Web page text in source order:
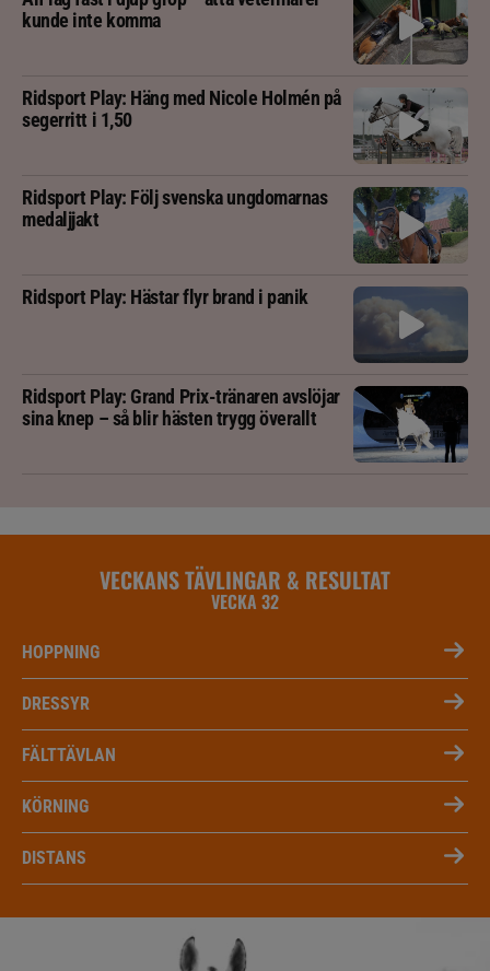
kunde inte komma
Ridsport Play: Häng med Nicole Holmén på
segerritt i 1,50
Ridsport Play: Följ svenska ungdomarnas
medaljjakt
Ridsport Play: Hästar flyr brand i panik
Ridsport Play: Grand Prix-tränaren avslöjar
sina knep – så blir hästen trygg överallt
VECKANS TÄVLINGAR & RESULTAT
VECKA 32
HOPPNING
DRESSYR
FÄLTTÄVLAN
KÖRNING
DISTANS